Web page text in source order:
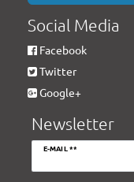
Social Media
Facebook
Twitter
Google+
Newsletter
E-MAIL **
Newsletter